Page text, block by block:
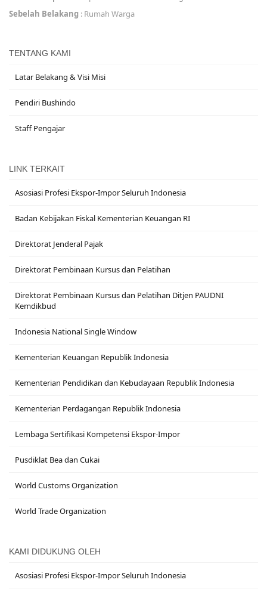
Sebelah Belakang : Rumah Warga
TENTANG KAMI
Latar Belakang & Visi Misi
Pendiri Bushindo
Staff Pengajar
LINK TERKAIT
Asosiasi Profesi Ekspor-Impor Seluruh Indonesia
Badan Kebijakan Fiskal Kementerian Keuangan RI
Direktorat Jenderal Pajak
Direktorat Pembinaan Kursus dan Pelatihan
Direktorat Pembinaan Kursus dan Pelatihan Ditjen PAUDNI
Kemdikbud
Indonesia National Single Window
Kementerian Keuangan Republik Indonesia
Kementerian Pendidikan dan Kebudayaan Republik Indonesia
Kementerian Perdagangan Republik Indonesia
Lembaga Sertifikasi Kompetensi Ekspor-Impor
Pusdiklat Bea dan Cukai
World Customs Organization
World Trade Organization
KAMI DIDUKUNG OLEH
Asosiasi Profesi Ekspor-Impor Seluruh Indonesia